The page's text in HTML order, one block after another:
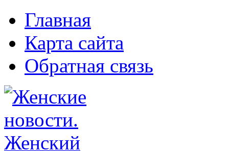
Главная
Карта сайта
Обратная связь